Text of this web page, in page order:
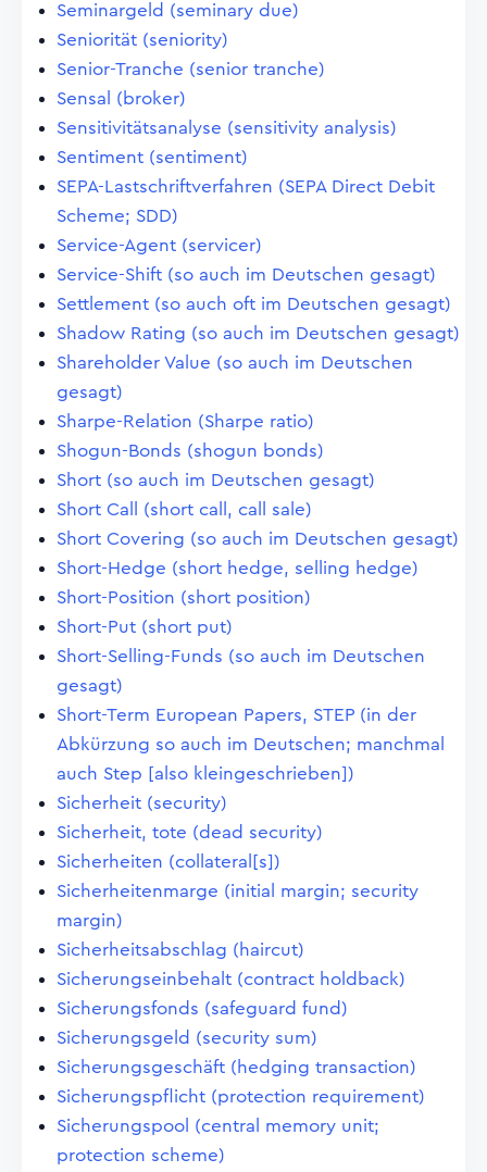
Seminargeld (seminary due)
Seniorität (seniority)
Senior-Tranche (senior tranche)
Sensal (broker)
Sensitivitätsanalyse (sensitivity analysis)
Sentiment (sentiment)
SEPA-Lastschriftverfahren (SEPA Direct Debit
Scheme; SDD)
Service-Agent (servicer)
Service-Shift (so auch im Deutschen gesagt)
Settlement (so auch oft im Deutschen gesagt)
Shadow Rating (so auch im Deutschen gesagt)
Shareholder Value (so auch im Deutschen
gesagt)
Sharpe-Relation (Sharpe ratio)
Shogun-Bonds (shogun bonds)
Short (so auch im Deutschen gesagt)
Short Call (short call, call sale)
Short Covering (so auch im Deutschen gesagt)
Short-Hedge (short hedge, selling hedge)
Short-Position (short position)
Short-Put (short put)
Short-Selling-Funds (so auch im Deutschen
gesagt)
Short-Term European Papers, STEP (in der
Abkürzung so auch im Deutschen; manchmal
auch Step [also kleingeschrieben])
Sicherheit (security)
Sicherheit, tote (dead security)
Sicherheiten (collateral[s])
Sicherheitenmarge (initial margin; security
margin)
Sicherheitsabschlag (haircut)
Sicherungseinbehalt (contract holdback)
Sicherungsfonds (safeguard fund)
Sicherungsgeld (security sum)
Sicherungsgeschäft (hedging transaction)
Sicherungspflicht (protection requirement)
Sicherungspool (central memory unit;
protection scheme)